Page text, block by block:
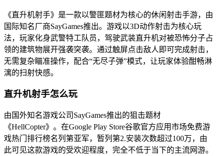
《直升机射手》是一款以警匪题材为核心的休闲射击手游，由
国际知名厂商SayGames推出。游戏以3D动作射击为核心玩
法，玩家化身武警特工队员，驾驶武装直升机对被恐怖分子占
领的建筑物展开强袭突袭。通过触屏点击敌人即可完成射击，
无需复杂瞄准操作，配合“无尽子弹”模式，让玩家体验酣畅淋
漓的扫射快感。
直升机射手怎么玩
由国外知名游戏公司SayGames推出的狙击题材
《HellCopter》。在Google Play Store谷歌官方应用市场免费游
戏热门排行榜名列第亚军，暂列第2.安装次数超过100万，由
此可见这款游戏的受欢迎程度，完全不低于当下的主流网游。